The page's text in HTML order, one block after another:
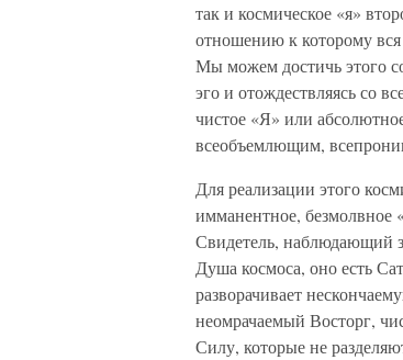
так и космическое «я»
отношению к которому
Мы можем достичь этого
эго и отождествляясь со
чистое «Я» или
всеобъемлющим,
Для реализации этого
имманентное, безмолвное
Свидетель, наблюдающий
Душа космоса, оно есть
разворачивает
неомрачаемый Восторг,
Силу, которые не